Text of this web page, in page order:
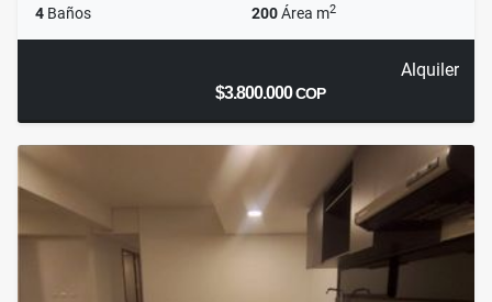
4 Baños 200Área m2
Alquiler
$3.800.000COP